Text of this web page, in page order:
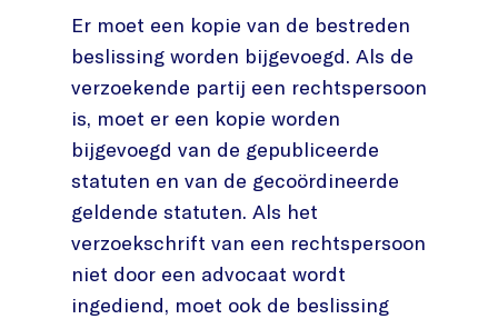
Er moet een kopie van de bestreden
beslissing worden bijgevoegd. Als de
verzoekende partij een rechtspersoon
is, moet er een kopie worden
bijgevoegd van de gepubliceerde
statuten en van de gecoördineerde
geldende statuten. Als het
verzoekschrift van een rechtspersoon
niet door een advocaat wordt
ingediend, moet ook de beslissing